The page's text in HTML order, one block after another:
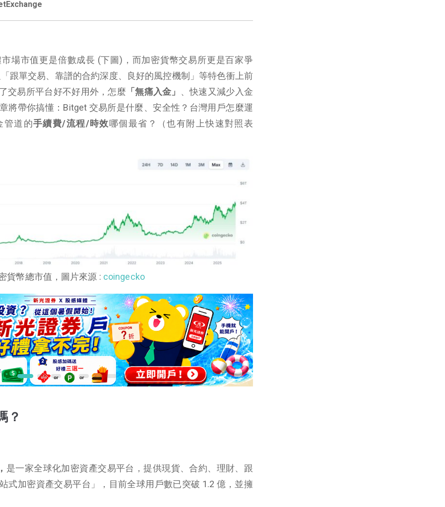
場市值更是倍數成長 (下圖)，而加密貨幣交易所更是百家爭
跟單交易、靠譜的合約深度、良好的風控機制」等特色衝上前
交易所平台好不好用外，怎麼 「無痛入金」
、快速又減少入金
將帶你搞懂：Bitget 交易所是什麼、安全性？台灣用戶怎麼運
管道的手續費/流程/時效哪個最省？（也有附上快速對照表
貨幣總市值，圖片來源 : coingecko
？
， 是一家全球化加密資產交易平台，提供現貨、合約、理財、跟
式加密資產交易平台」，目前全球用戶數已突破 1.2 億，並擁